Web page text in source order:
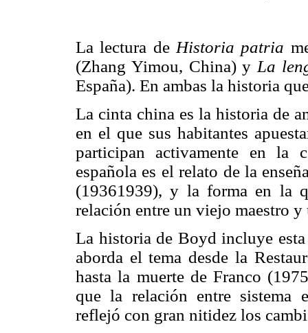
La lectura de Historia patria
(Zhang Yimou, China) y La
España). En ambas la historia
La cinta china es la historia de
en el que sus habitantes
participan activamente en la
española es el relato de la
(19361939), y la forma en la
relación entre un viejo maestro y
La historia de Boyd incluye
aborda el tema desde la
hasta la muerte de Franco
que la relación entre sistema
reflejó con gran nitidez los